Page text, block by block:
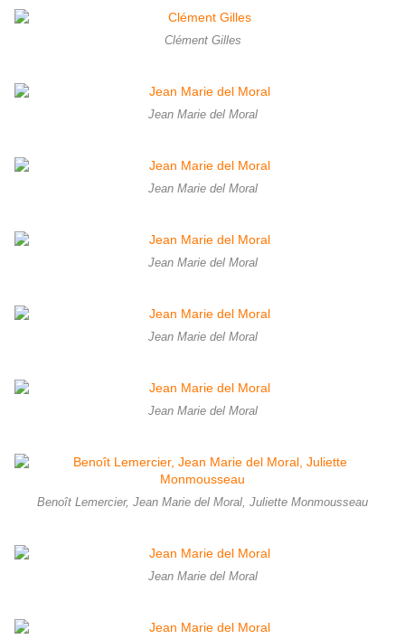
Clément Gilles
Jean Marie del Moral
Jean Marie del Moral
Jean Marie del Moral
Jean Marie del Moral
Jean Marie del Moral
Benoît Lemercier, Jean Marie del Moral, Juliette Monmousseau
Jean Marie del Moral